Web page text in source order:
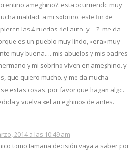
ameghino?. esta ocurriendo muy
maldad. a mi sobrino. este fin de
las 4 ruedas del auto. y….?. me da
es un pueblo muy lindo, «era» muy
muy buena…. mis abuelos y mis padres
y mi sobrino viven en ameghino. y
que quiero mucho. y me da mucha
estas cosas. por favor que hagan algo.
y vuelva «el ameghino» de antes.
2014 a las 10:49 am
tomo tamaña decisión vaya a saber por